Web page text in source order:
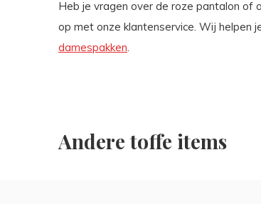
Heb je vragen over de roze pantalon of
op met onze klantenservice. Wij helpen
damespakken.
Andere toffe items